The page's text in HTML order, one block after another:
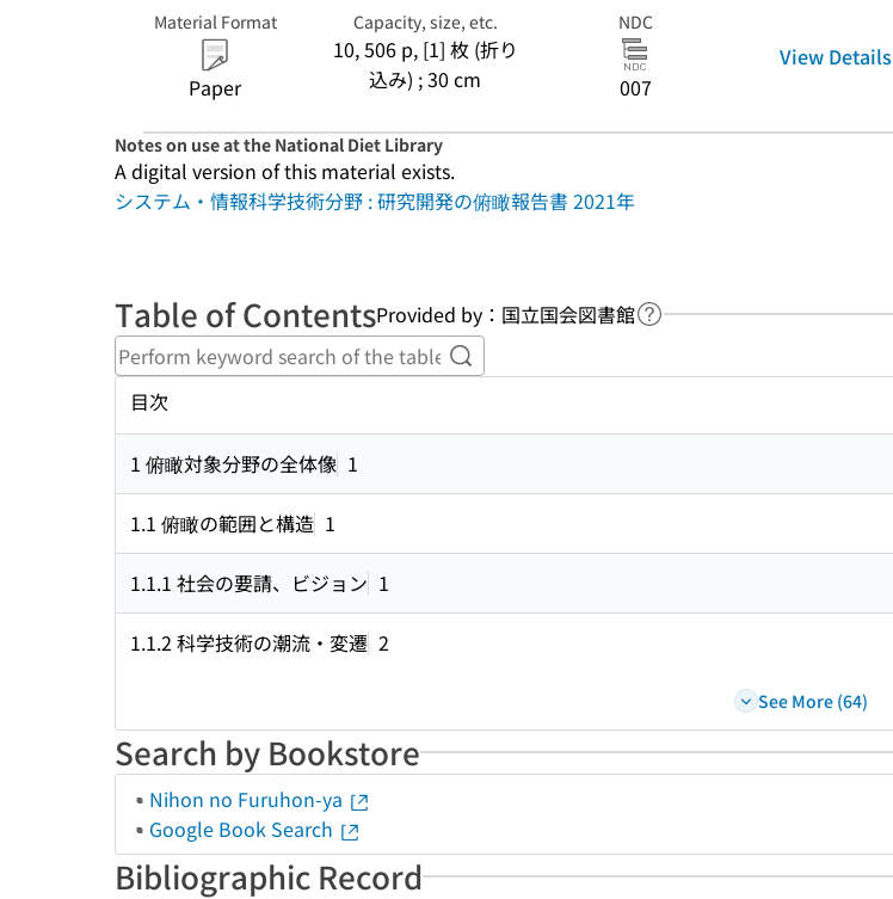
Material Format
Paper
Capacity, size, etc.
10, 506 p, [1] 枚 (折り
込み) ; 30 cm
NDC
007
View Details
Notes on use at the National Diet Library
A digital version of this material exists.
システム・情報科学技術分野 : 研究開発の俯瞰報告書 2021年
Table of ContentsProvided by：国立国会図書館 Link to Help Page
Perform keyword search of the table of contents
目次
1 俯瞰対象分野の全体像 1
1.1 俯瞰の範囲と構造 1
1.1.1 社会の要請、ビジョン 1
1.1.2 科学技術の潮流・変遷 2
See More (64)
Search by Bookstore
Nihon no Furuhon-ya
Google Book Search
Bibliographic Record